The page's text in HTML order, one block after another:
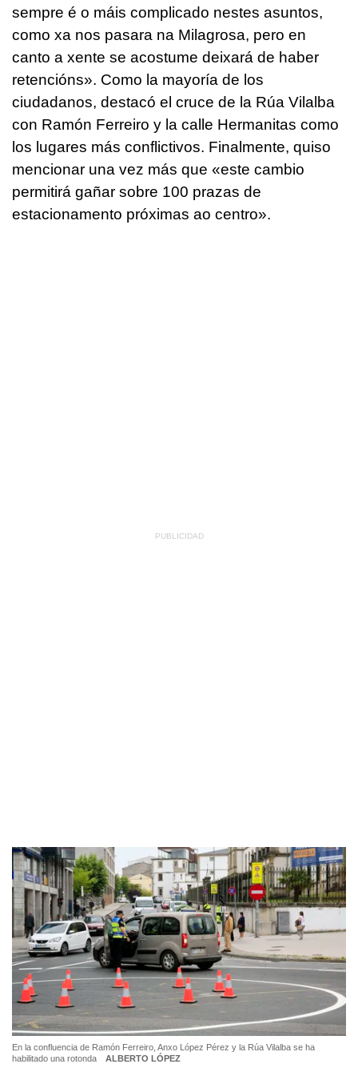
sempre é o máis complicado nestes asuntos,
como xa nos pasara na Milagrosa, pero en
canto a xente se acostume deixará de haber
retencións». Como la mayoría de los
ciudadanos, destacó el cruce de la Rúa Vilalba
con Ramón Ferreiro y la calle Hermanitas como
los lugares más conflictivos. Finalmente, quiso
mencionar una vez más que «este cambio
permitirá gañar sobre 100 prazas de
estacionamento próximas ao centro».
En la confluencia de Ramón Ferreiro, Anxo López Pérez y la Rúa Vilalba se ha
habilitado una rotonda
ALBERTO LÓPEZ